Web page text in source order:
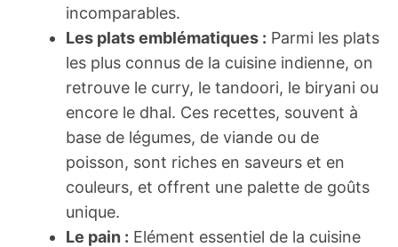
incomparables.
Les plats emblématiques : Parmi les plats
les plus connus de la cuisine indienne, on
retrouve le curry, le tandoori, le biryani ou
encore le dhal. Ces recettes, souvent à
base de légumes, de viande ou de
poisson, sont riches en saveurs et en
couleurs, et offrent une palette de goûts
unique.
Le pain : Elément essentiel de la cuisine